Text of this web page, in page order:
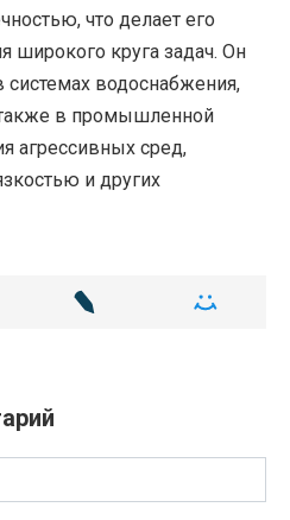
что делает его
круга задач. Он
водоснабжения,
в промышленной
агрессивных сред,
и других